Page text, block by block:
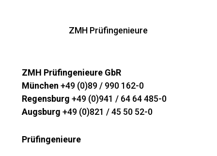
ZMH Prüfingenieure
ZMH Prüfingenieure GbR
München +49 (0)89 / 990 162-0
Regensburg +49 (0)941 / 64 64 485-0
Augsburg +49 (0)821 / 45 50 52-0
Prüfingenieure